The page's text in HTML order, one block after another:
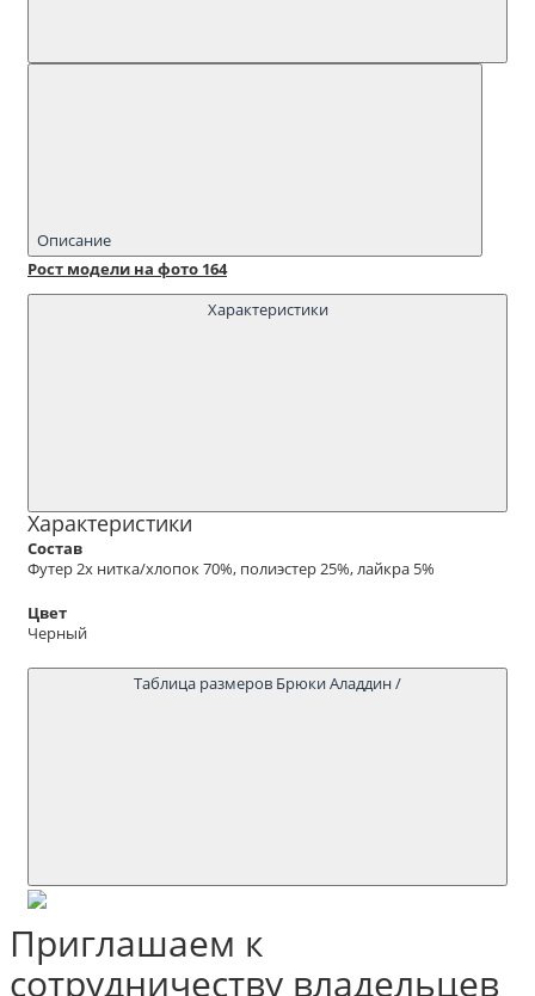
Описание
Рост модели на фото 164
Характеристики
Характеристики
Состав
Футер 2х нитка/хлопок 70%, полиэстер 25%, лайкра 5%
Цвет
Черный
Таблица размеров Брюки Аладдин /
Приглашаем к
сотрудничеству владельцев